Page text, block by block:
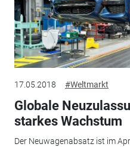
17.05.2018 #Weltmarkt
Globale
starkes Wachstum
Der Neuwagenabsatz ist im